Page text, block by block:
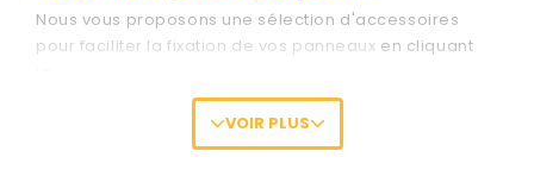
Nous vous proposons une sélection d'accessoires
pour faciliter la fixation de vos panneaux en cliquant
VOIR PLUS